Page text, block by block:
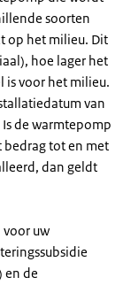
soorten
op het milieu. Dit
hoe lager het
is voor het milieu.
van
de warmtepomp
tot en met
dan geldt
voor uw
en de